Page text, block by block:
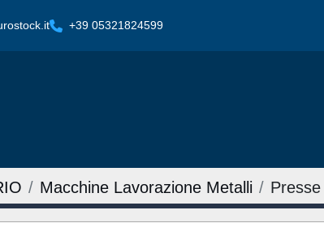
+39 05321824599
Macchine Lavorazione Metalli Presse